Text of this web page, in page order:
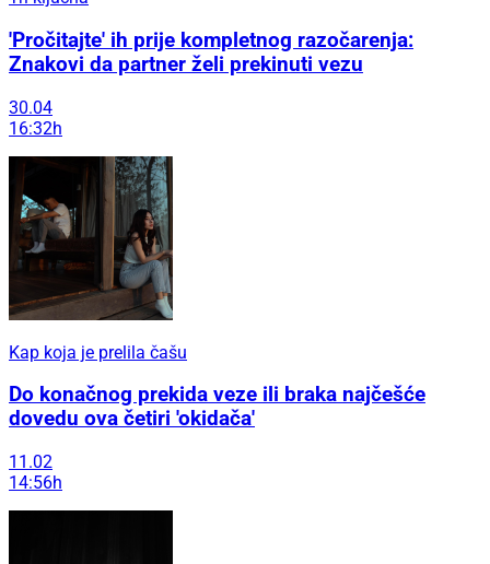
'Pročitajte' ih prije kompletnog razočarenja:
Znakovi da partner želi prekinuti vezu
30.04
16:32h
Kap koja je prelila čašu
Do konačnog prekida veze ili braka najčešće
dovedu ova četiri 'okidača'
11.02
14:56h